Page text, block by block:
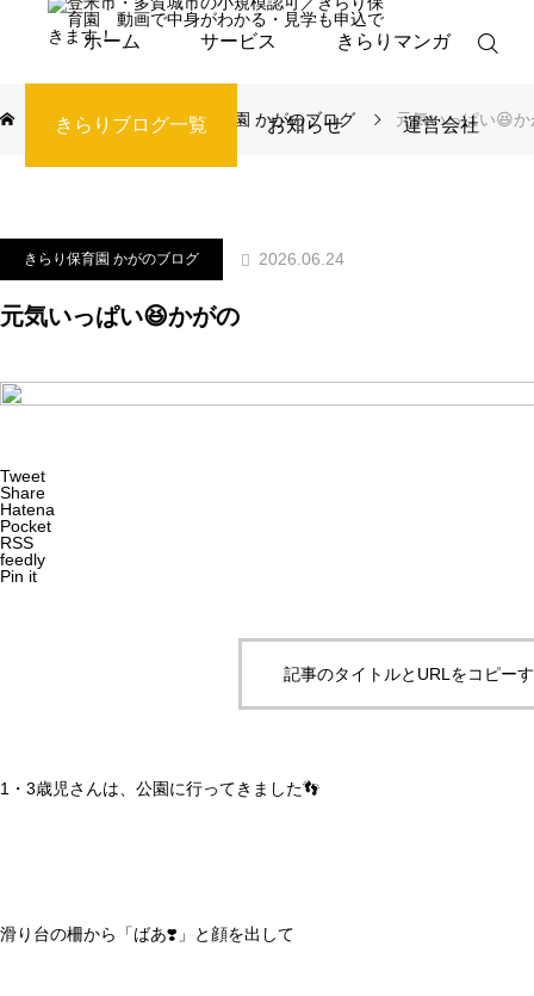
ホーム サービス きらりマンガ
きらりブログ一覧 お知らせ 運営会社
ブログ きらり保育園 かがのブログ 元気いっぱい😆か
きらり保育園 かがのブログ 2026.06.24
元気いっぱい😆かがの
Tweet
Share
Hatena
Pocket
RSS
feedly
Pin it
記事のタイトルとURLをコピー
1・3歳児さんは、公園に行ってきました👣
滑り台の柵から「ばあ❣️」と顔を出して